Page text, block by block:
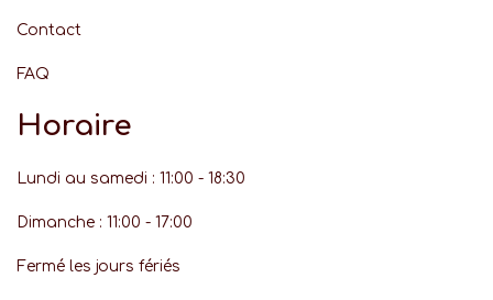
Contact
FAQ
Horaire
Lundi au samedi : 11:00 - 18:30
Dimanche : 11:00 - 17:00
Fermé les jours fériés